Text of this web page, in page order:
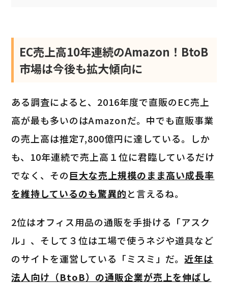
EC売上高10年連続のAmazon！BtoB
市場は今後も拡大傾向に
ある調査によると、2016年度で直販のEC売上
高が最も多いのはAmazonだ。中でも直販事業
の売上高は推定7,800億円に達している。しか
も、10年連続で売上高１位に君臨しているだけ
でなく、その巨大な売上規模のまま高い成長率
を維持しているのも驚異的と言えるね。
2位はオフィス用品の通販を手掛ける「アスク
ル」、そして３位は工場で使うネジや道具など
のサイトを運営している「ミスミ」だ。近年は
法人向け（BtoB）の通販企業が売上を伸ばし